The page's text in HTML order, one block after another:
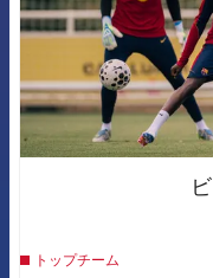
トップチーム